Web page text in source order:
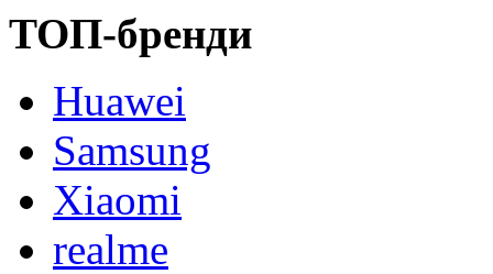
ТОП-бренди
Huawei
Samsung
Xiaomi
realme